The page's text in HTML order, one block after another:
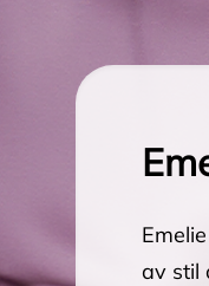
av stil